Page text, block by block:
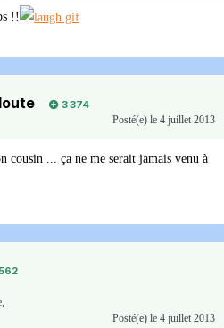
!!
3 374
Posté(e) le 4 juillet 2013
cousin ... ça ne me serait jamais venu à
562
Posté(e) le 4 juillet 2013